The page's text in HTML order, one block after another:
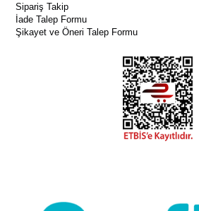
Sipariş Takip
İade Talep Formu
Şikayet ve Öneri Talep Formu